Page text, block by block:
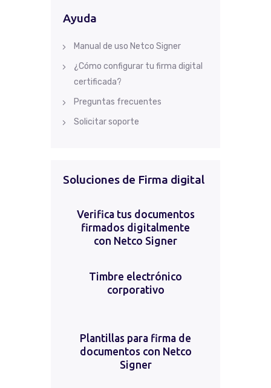
Ayuda
Manual de uso Netco Signer
¿Cómo configurar tu firma digital
certificada?
Preguntas frecuentes
Solicitar soporte
Soluciones de Firma digital
Verifica tus documentos
firmados digitalmente
con Netco Signer
Timbre electrónico
corporativo
Plantillas para firma de
documentos con Netco
Signer